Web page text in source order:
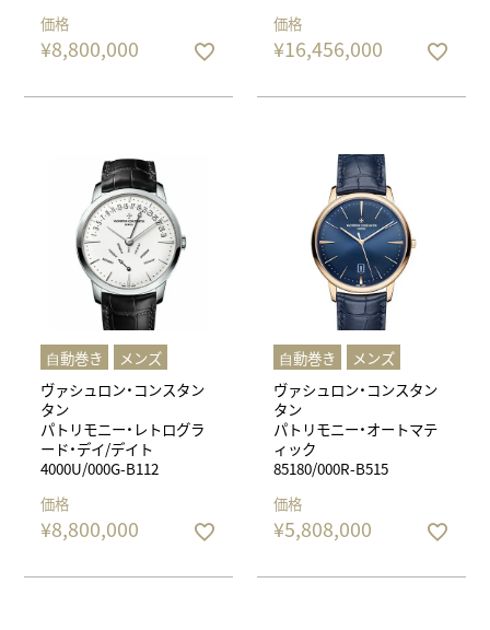
価格
¥8,800,000
価格
¥16,456,000
⾃動巻き
メンズ
ヴァシュロン・コンスタン
タン
パトリモニー・レトログラ
ード・デイ/デイト
4000U/000G-B112
価格
¥8,800,000
⾃動巻き
メンズ
ヴァシュロン・コンスタン
タン
パトリモニー・オートマテ
ィック
85180/000R-B515
価格
¥5,808,000